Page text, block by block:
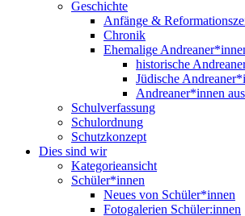
Geschichte
Anfänge &
Chronik
Ehemalige
historische
Jüdische
Andreaner*innen
Schulverfassung
Schulordnung
Schutzkonzept
Dies sind wir
Kategorieansicht
Schüler*innen
Neues von Schüler*innen
Fotogalerien Schüler:innen